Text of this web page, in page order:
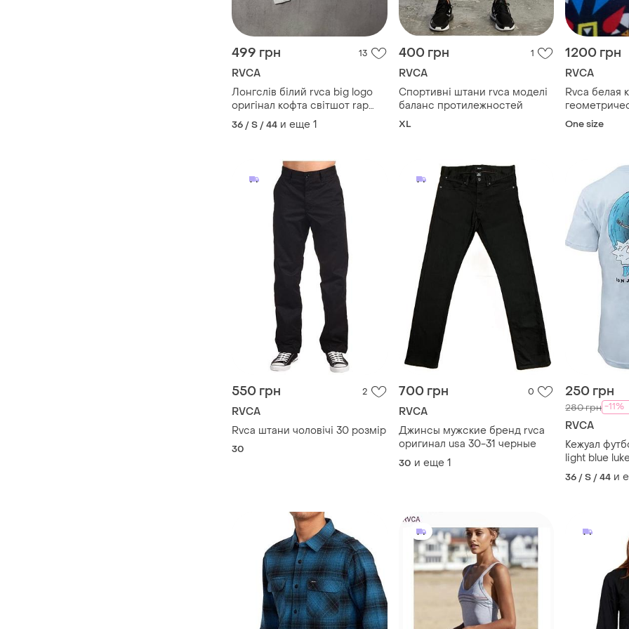
499 грн 13
RVCA
Лонгслів білий rvca big logo
оригінал кофта світшот rap
skate avantgarde japanese y2k
36 / S / 44 и еще 1
400 грн 1
RVCA
Спортивні штани rvca моделі
баланс протилежностей
XL
1200 грн
RVCA
Rvca белая
One size
550 грн 2
RVCA
Rvca штани чоловічі 30 розмір
30
700 грн 0
RVCA
Джинсы мужские бренд rvca
оригинал usa 30-31 черные
30 и еще 1
250 грн
280 грн -11%
RVCA
Кежуал
light blue
tee/ rip curl/
36 / S / 44 и